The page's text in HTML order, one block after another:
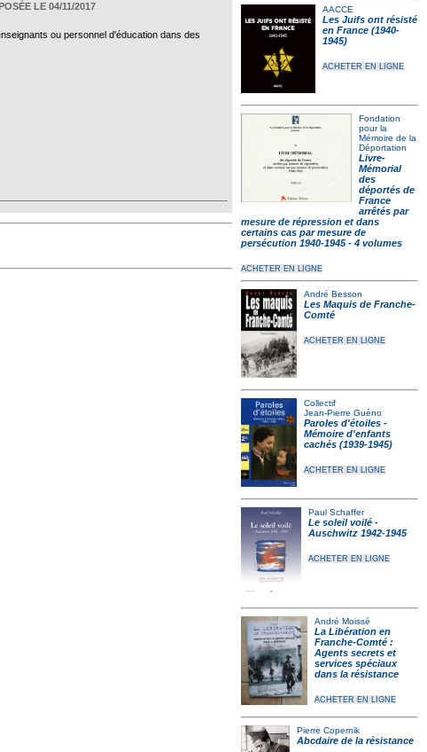
AACCE
Les Juifs ont résisté
en France (1940-
1945)
ACHETER EN LIGNE
Fondation
pour la
Mémoire de la
Déportation
Livre-
Mémorial
des
déportés de
France
arrêtés par
mesure de répression et dans
certains cas par mesure de
persécution 1940-1945 - 4 volumes
ACHETER EN LIGNE
André Besson
Les Maquis de Franche-
Comté
ACHETER EN LIGNE
Collectif
Jean-Pierre Guéno
Paroles d'étoiles -
Mémoire d'enfants
cachés (1939-1945)
ACHETER EN LIGNE
Paul Schaffer
Le soleil voilé -
Auschwitz 1942-1945
ACHETER EN LIGNE
André Moissé
La Libération en
Franche-Comté :
Agents secrets et
services spéciaux
dans la résistance
ACHETER EN LIGNE
Pierre Copernik
Abcdaire de la résistance
LE 04/11/2017
ou personnel d'éducation dans des